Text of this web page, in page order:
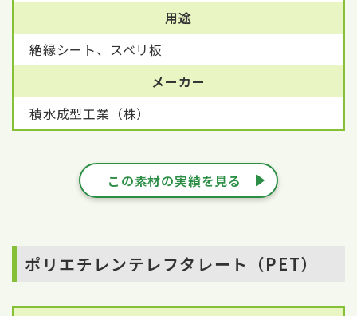
用途
絶縁シート、スベリ板
メーカー
積水成型工業（株）
この素材の実績を見る
ポリエチレンテレフタレート（PET）